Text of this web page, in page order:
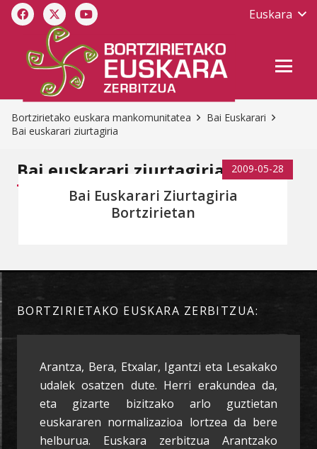
Euskara
Bortzirietako euskara mankomunitatea
Bai Euskarari
Bai euskarari ziurtagiria
Bai euskarari ziurtagiria 2009-05-28
Bai Euskarari Ziurtagiria
Bortzirietan
BORTZIRIETAKO EUSKARA ZERBITZUA:
Arantza, Bera, Etxalar, Igantzi eta Lesakako
udalek osatzen dute. Herri erakundea da,
eta gizarte bizitzako arlo guztietan
euskararen normalizazioa lortzea da bere
helburua. Euskara zerbitzua Arantzako